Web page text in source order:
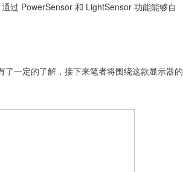
过 PowerSensor 和 LightSensor 功能能够自
一定的了解，接下来笔者将围绕这款显示器的